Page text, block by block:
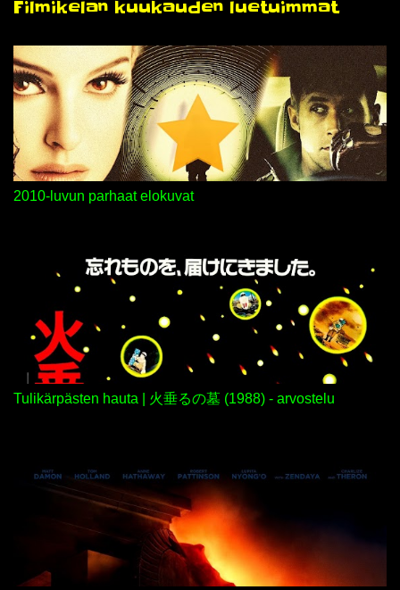
i
t
Filmikelan kuukauden luetuimmat
2010-luvun parhaat elokuvat
Tulikärpästen hauta | 火垂るの墓 (1988) - arvostelu